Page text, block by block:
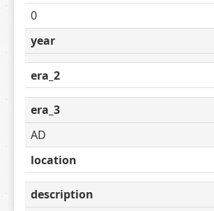
0
year
era_2
era_3
AD
location
description